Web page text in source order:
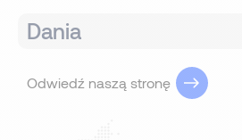
Dania
Odwiedź naszą stronę